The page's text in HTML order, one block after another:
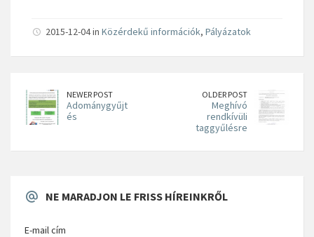
2015-12-04 in Közérdekű információk, Pályázatok
NEWER POST
Adománygyűjt
és
OLDER POST
Meghívó
rendkívüli
taggyűlésre
NE MARADJON LE FRISS HÍREINKRŐL
E-mail cím